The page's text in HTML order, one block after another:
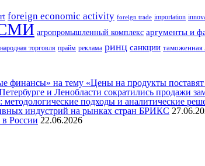
foreign economic activity foreign trade importation
агропромышленный комплекс аргументы и
торговля прайм реклама ринц санкции таможенная
на тему «Цены на продукты поставят
и Ленобласти сократились продажи
подходы и аналитические
индустрий на рынках стран БРИКС
России 22.06.2026